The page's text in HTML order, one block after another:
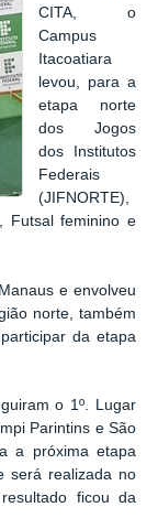
CITA, o
Campus
Itacoatiara
levou, para a
etapa norte
dos Jogos
dos Institutos
Federais
(JIFNORTE),
Futsal feminino e
e envolveu
norte, também
da etapa
o 1º. Lugar
Parintins e São
a próxima etapa
será realizada no
ficou da